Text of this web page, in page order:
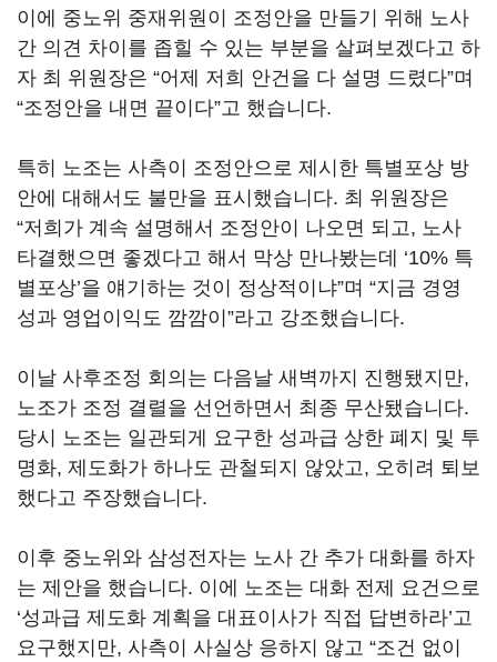
이에 중노위 중재위원이 조정안을 만들기 위해 노사
간 의견 차이를 좁힐 수 있는 부분을 살펴보겠다고 하
자 최 위원장은 “어제 저희 안건을 다 설명 드렸다”며
“조정안을 내면 끝이다”고 했습니다.
특히 노조는 사측이 조정안으로 제시한 특별포상 방
안에 대해서도 불만을 표시했습니다. 최 위원장은
“저희가 계속 설명해서 조정안이 나오면 되고, 노사
타결했으면 좋겠다고 해서 막상 만나봤는데 ‘10% 특
별포상’을 얘기하는 것이 정상적이냐”며 “지금 경영
성과 영업이익도 깜깜이 ”라고 강조했습니다.
이날 사후조정 회의는 다음날 새벽까지 진행됐지만,
노조가 조정 결렬을 선언하면서 최종 무산됐습니다.
당시 노조는 일관되게 요구한 성과급 상한 폐지 및 투
명화, 제도화가 하나도 관철되지 않았고, 오히려 퇴보
했다고 주장했습니다.
이후 중노위와 삼성전자는 노사 간 추가 대화를 하자
는 제안을 했습니다. 이에 노조는 대화 전제 요건으로
‘성과급 제도화 계획을 대표이사가 직접 답변하라’고
요구했지만, 사측이 사실상 응하지 않고 “조건 없이